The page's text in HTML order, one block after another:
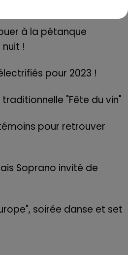
à la pétanque
!
pour 2023 !
"Fête du vin"
pour retrouver
Soprano invité de
soirée danse et set